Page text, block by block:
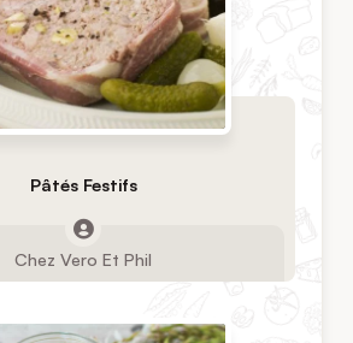
Pâtés Festifs
Chez Vero Et Phil